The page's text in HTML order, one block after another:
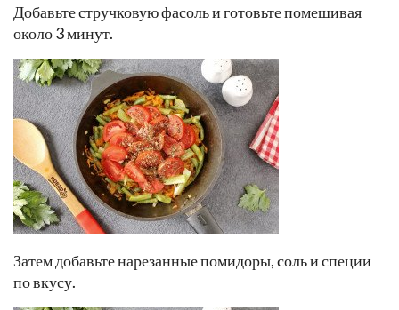
Добавьте стручковую фасоль и готовьте помешивая
около 3 минут.
Затем добавьте нарезанные помидоры, соль и специи
по вкусу.